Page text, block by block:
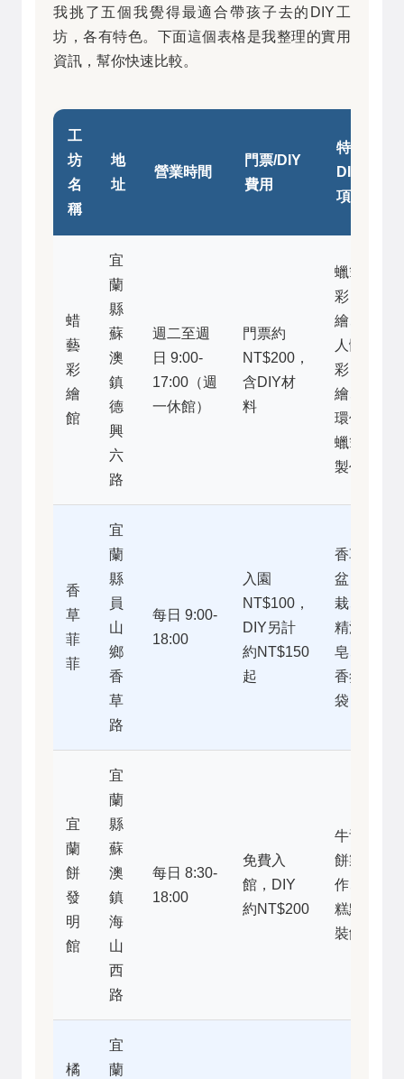
我挑了五個我覺得最適合帶孩子去的DIY工
坊，各有特色。下面這個表格是我整理的實用
資訊，幫你快速比較。
工
坊
名
稱
地
址
營業時間
門票/DIY
費用
特色
DIY
項目
蜡
藝
彩
繪
館
宜
蘭
縣
蘇
澳
鎮
德
興
六
路
週二至週
日 9:00-
17:00（週
一休館）
門票約
NT$200，
含DIY材
料
蠟筆
彩
繪、
人體
彩
繪、
環保
蠟筆
製作
香
草
菲
菲
宜
蘭
縣
員
山
鄉
香
草
路
每日 9:00-
18:00
入園
NT$100，
DIY另計
約NT$150
起
香草
盆
栽、
精油
皂、
香氛
袋
宜
蘭
餅
發
明
館
宜
蘭
縣
蘇
澳
鎮
海
山
西
路
每日 8:30-
18:00
免費入
館，DIY
約NT$200
牛舌
餅製
作、
糕點
裝飾
橘
宜
蘭